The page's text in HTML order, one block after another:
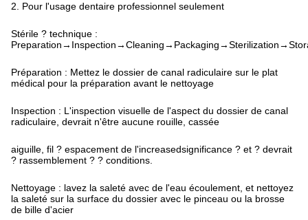
2. Pour l'usage dentaire professionnel seulement
Stérile ? technique :
Préparation : Mettez le dossier de canal radiculaire sur le plat
médical pour la préparation avant le nettoyage
Inspection : L'inspection visuelle de l'aspect du dossier de canal
radiculaire, devrait n'être aucune rouille, cassée
aiguille, fil ? espacement de l'increasedsignificance ? et ? devrait
? rassemblement ? ? conditions.
Nettoyage : lavez la saleté avec de l'eau écoulement, et nettoyez
la saleté sur la surface du dossier avec le pinceau ou la brosse
de bille d'acier